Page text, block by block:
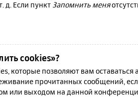
д. Если пункт Запомнить меня
cookies»?
которые позволяют вам
прочитанных сообщений,
или выходом на данной